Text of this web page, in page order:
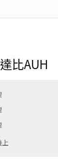
比AUH
上